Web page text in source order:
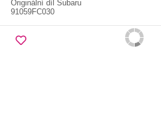
Originální díl Subaru
91059FC030